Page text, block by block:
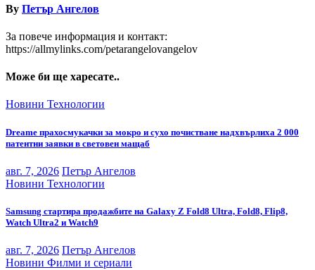
By Петър Ангелов
За повече информация и контакт:
https://allmylinks.com/petarangelovangelov
Може би ще харесате..
Новини Технологии
Dreame прахосмукачки за мокро и сухо почистване надхвърлиха 2 000
патентни заявки в световен мащаб
авг. 7, 2026 Петър Ангелов
Новини Технологии
Samsung стартира продажбите на Galaxy Z Fold8 Ultra, Fold8, Flip8,
Watch Ultra2 и Watch9
авг. 7, 2026 Петър Ангелов
Новини Филми и сериали